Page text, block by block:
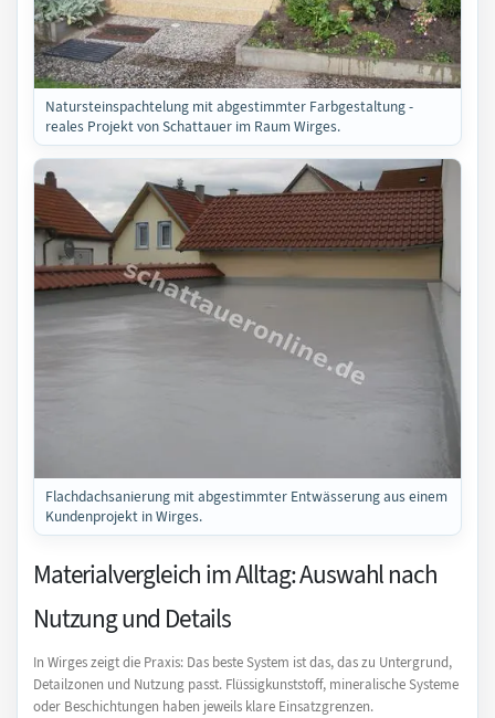
Natursteinspachtelung mit abgestimmter Farbgestaltung -
reales Projekt von Schattauer im Raum Wirges.
Flachdachsanierung mit abgestimmter Entwässerung aus einem
Kundenprojekt in Wirges.
Materialvergleich im Alltag: Auswahl nach
Nutzung und Details
In Wirges zeigt die Praxis: Das beste System ist das, das zu Untergrund,
Detailzonen und Nutzung passt. Flüssigkunststoff, mineralische Systeme
oder Beschichtungen haben jeweils klare Einsatzgrenzen.